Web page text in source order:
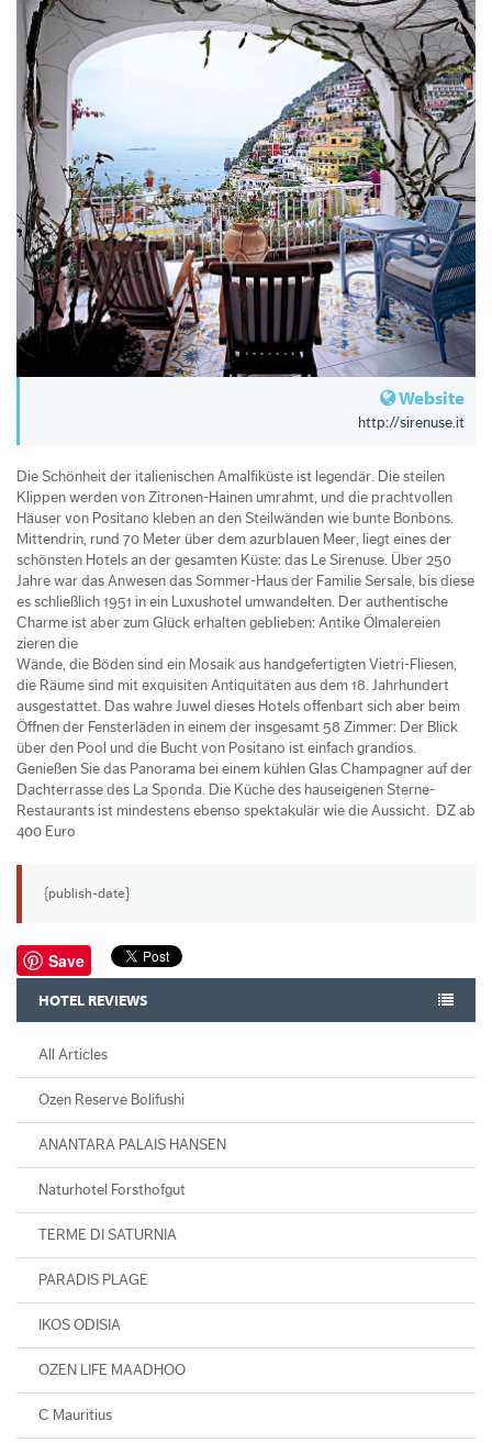
Website
http://sirenuse.it
Die Schönheit der italienischen Amalfiküste ist legendär. Die steilen
Klippen werden von Zitronen-Hainen umrahmt, und die prachtvollen
Häuser von Positano kleben an den Steilwänden wie bunte Bonbons.
Mittendrin, rund 70 Meter über dem azurblauen Meer, liegt eines der
schönsten Hotels an der gesamten Küste: das Le Sirenuse. Über 250
Jahre war das Anwesen das Sommer-Haus der Familie Sersale, bis diese
es schließlich 1951 in ein Luxushotel umwandelten. Der authentische
Charme ist aber zum Glück erhalten geblieben: Antike Ölmalereien
zieren die
Wände, die Böden sind ein Mosaik aus handgefertigten Vietri-Fliesen,
die Räume sind mit exquisiten Antiquitäten aus dem 18. Jahrhundert
ausgestattet. Das wahre Juwel dieses Hotels offenbart sich aber beim
Öffnen der Fensterläden in einem der insgesamt 58 Zimmer: Der Blick
über den Pool und die Bucht von Positano ist einfach grandios.
Genießen Sie das Panorama bei einem kühlen Glas Champagner auf der
Dachterrasse des La Sponda. Die Küche des hauseigenen Sterne-
Restaurants ist mindestens ebenso spektakulär wie die Aussicht. DZ ab
400 Euro
{publish-date}
Save
HOTEL REVIEWS
All Articles
Ozen Reserve Bolifushi
ANANTARA PALAIS HANSEN
Naturhotel Forsthofgut
TERME DI SATURNIA
PARADIS PLAGE
IKOS ODISIA
OZEN LIFE MAADHOO
C Mauritius